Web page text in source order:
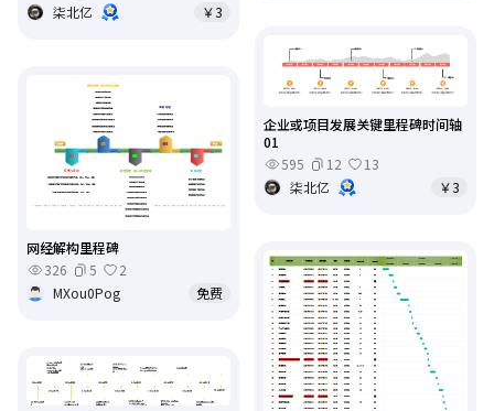
柒北亿
￥3
企业或项目发展关键里程碑时间轴
01
595
12
13
柒北亿
￥3
网经解构里程碑
326
5
2
MXou0Pog
免费